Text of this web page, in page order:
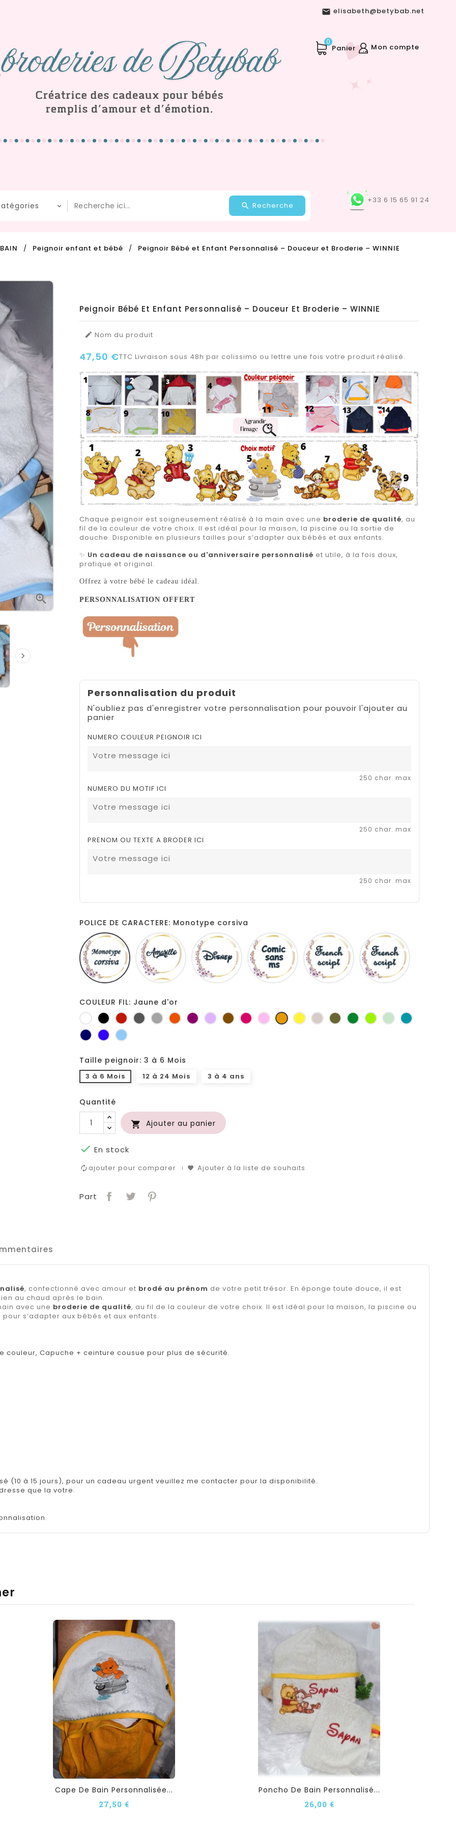
 elisabeth@betybab.net
Mon compte
Panier
0
+33 6 15 65 91 24
Recherche
Peignoir enfant et bébé Peignoir Bébé et Enfant Personnalisé – Douceur et Broderie – WINNIE


Peignoir Bébé Et Enfant Personnalisé – Douceur Et Broderie – WINNIE
 Nom du produit
47,50 €TTC Livraison sous 48h par colissimo ou lettre une fois votre produit réalisé.
Chaque peignoir est soigneusement réalisé à la main avec une broderie de qualité, au
fil de la couleur de votre choix. Il est idéal pour la maison, la piscine ou la sortie de
douche. Disponible en plusieurs tailles pour s’adapter aux bébés et aux enfants.
✨ Un cadeau de naissance ou d'anniversaire personnalisé et utile, à la fois doux,
pratique et original.
Offrez à votre bébé le cadeau idéal.
PERSONNALISATION OFFERT
Personnalisation du produit
N'oubliez pas d'enregistrer votre personnalisation pour pouvoir l'ajouter au
panier
NUMERO COULEUR PEIGNOIR ICI
250 char. max
NUMERO DU MOTIF ICI
250 char. max
PRENOM OU TEXTE A BRODER ICI
250 char. max
POLICE DE CARACTERE: Monotype corsiva
Monotype
corsiva
Amarillo Disney
Comic
sans
ms
French
script
COULEUR FIL: Jaune d'or
BlancNoir RougeGris
foncé
Gris
clair
Orange
PruneLilasMarronFuchsia
RoseJaune
d'or
jauneFicelleKaki Vert
bouteille
Anis
Vert
d'eau
Turquoise
MarineBleu
roi
Bleu
Taille peignoir: 3 à 6 Mois
3 à 6 Mois 12 à 24 Mois 3 à 4 ans
Quantité
 Ajouter au panier
 En stock
ajouter pour comparer Ajouter à la liste de souhaits
Part
, confectionné avec amour et brodé au prénom de votre petit trésor. En éponge toute douce, il est
au chaud après le bain.
avec une broderie de qualité, au fil de la couleur de votre choix. Il est idéal pour la maison, la piscine ou
s’adapter aux bébés et aux enfants.
Capuche + ceinture cousue pour plus de sécurité.
(10 à 15 jours), pour un cadeau urgent veuillez me contacter pour la disponibilité.
que la votre.
Cape De Bain Personnalisée...
27,50 €
Poncho De Bain Personnalisé...
26,00 €